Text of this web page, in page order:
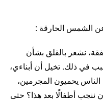
نشعر بالقلق بشأن
في ذلك. تخيل أن أبناءي،
يحميون المجرمين،
ننجب أطفالًا بعد هذا؟ حتى